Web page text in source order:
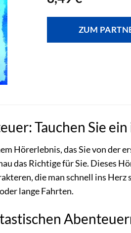
ZUM
Tauchen Sie
Hörerlebnis, das Sie von
das Richtige für Sie. Dieses
die man schnell ins
lange Fahrten.